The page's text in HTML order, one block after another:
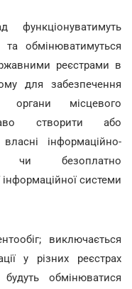
функціонуватимуть
обмінюватимуться
реєстрами в
для забезпечення
органи місцевого
створити або
інформаційно-
чи безоплатно
системи
виключається
у різних реєстрах
обмінюватися